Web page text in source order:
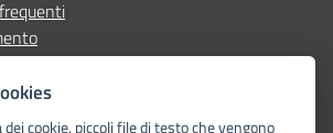
cookie, piccoli file di testo che vengono